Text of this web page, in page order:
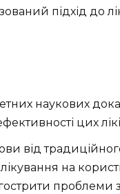
підхід до
наукових
цих
від
на
проблеми